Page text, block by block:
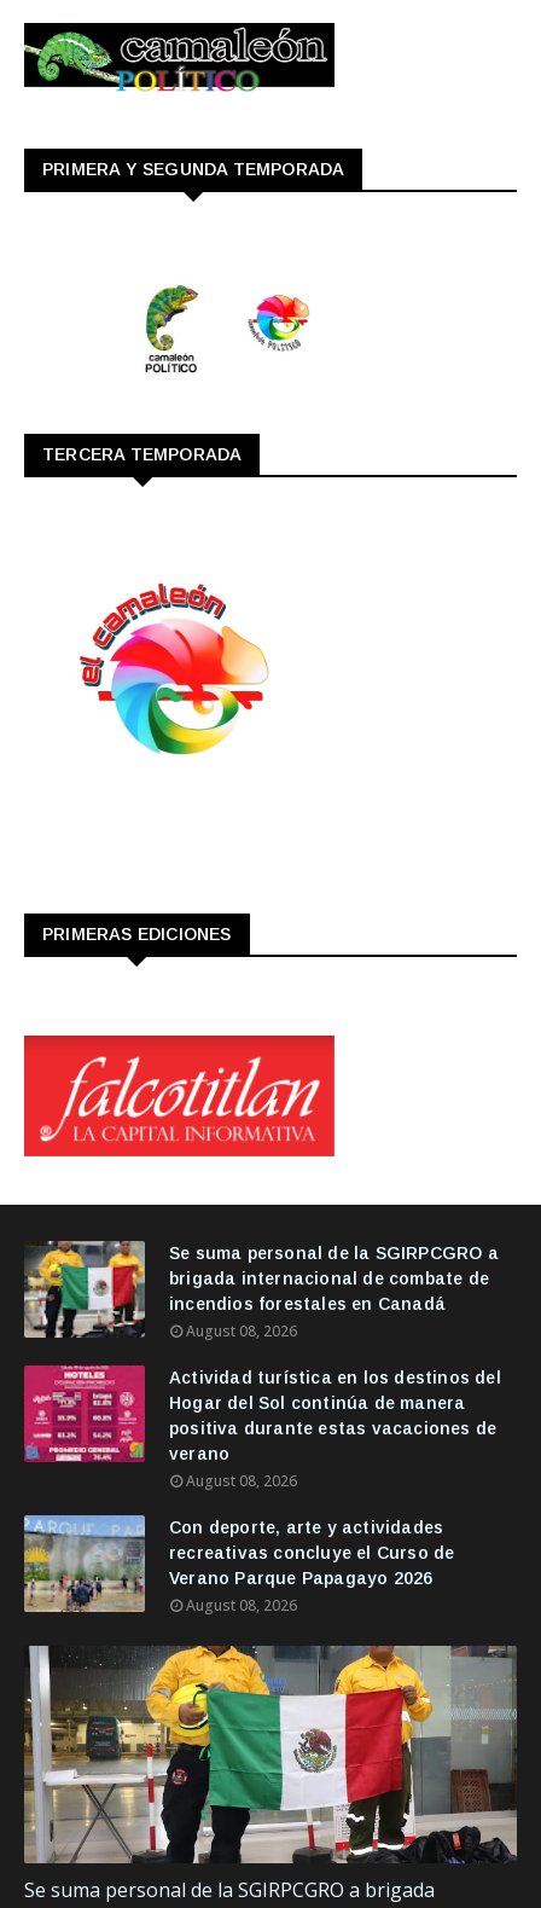
PRIMERA Y SEGUNDA TEMPORADA
TERCERA TEMPORADA
PRIMERAS EDICIONES
Se suma personal de la SGIRPCGRO a
brigada internacional de combate de
incendios forestales en Canadá
August 08, 2026
Actividad turística en los destinos del
Hogar del Sol continúa de manera
positiva durante estas vacaciones de
verano
August 08, 2026
Con deporte, arte y actividades
recreativas concluye el Curso de
Verano Parque Papagayo 2026
August 08, 2026
Se suma personal de la SGIRPCGRO a brigada